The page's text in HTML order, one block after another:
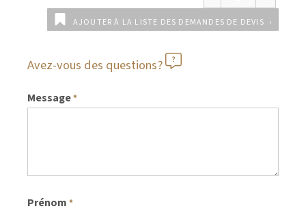
AJOUTER À LA LISTE DES DEMANDES DE DEVIS
Avez-vous des questions?
Message*
Prénom *